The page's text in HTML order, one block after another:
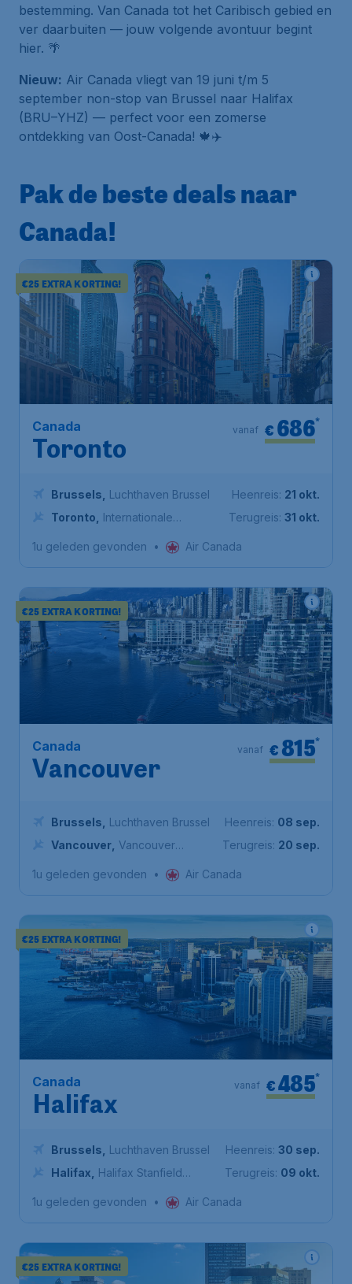
bestemming. Van Canada tot het Caribisch gebied en
ver daarbuiten — jouw volgende avontuur begint
hier. 🌴
Nieuw: Air Canada vliegt van 19 juni t/m 5
september non-stop van Brussel naar Halifax
(BRU–YHZ) — perfect voor een zomerse
ontdekking van Oost-Canada! 🍁✈️
Pak de beste deals naar
Canada!
€25 EXTRA KORTING!
Canada
Toronto
€ 686*
vanaf
Brussels
Luchthaven Brussel
Toronto
Internationale
Heenreis: 21 okt.
Terugreis: 31 okt.
1u geleden gevonden • Air Canada
€25 EXTRA KORTING!
Canada
Vancouver
€815
Brussels
Luchthaven Brussel
Vancouver Vancouver
Heenreis: 08 sep.
Terugreis: 20 sep.
1u geleden gevonden • Air Canada
€25 EXTRA KORTING!
Canada
Halifax
€485*
vanaf
Brussels
Luchthaven Brussel
Halifax
Halifax Stanfield
Heenreis: 30 sep.
Terugreis: 09 okt.
1u geleden gevonden • Air Canada
€25 EXTRA KORTING!